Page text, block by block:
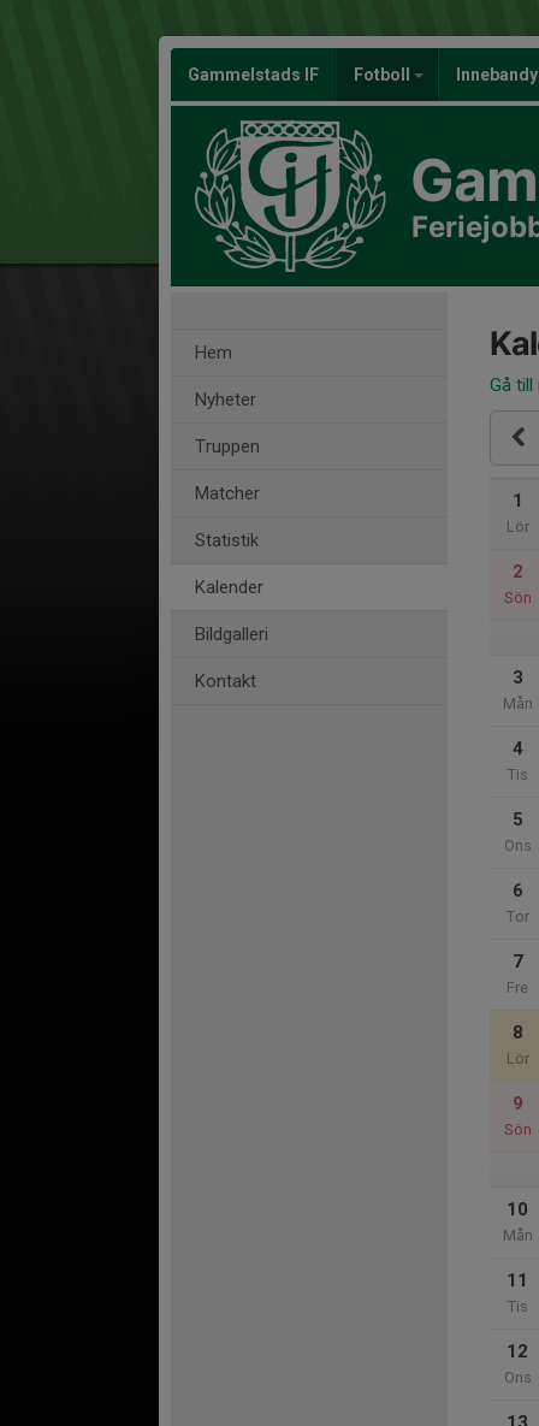
Gammelstads IF Fotboll
Hem
Nyheter
Truppen
Matcher
Statistik
Kalender
Bildgalleri
Kontakt
Gå till
1
Lör
2
Sön
3
Mån
4
Tis
5
Ons
6
Tor
7
Fre
8
Lör
9
Sön
10
Mån
11
Tis
12
Ons